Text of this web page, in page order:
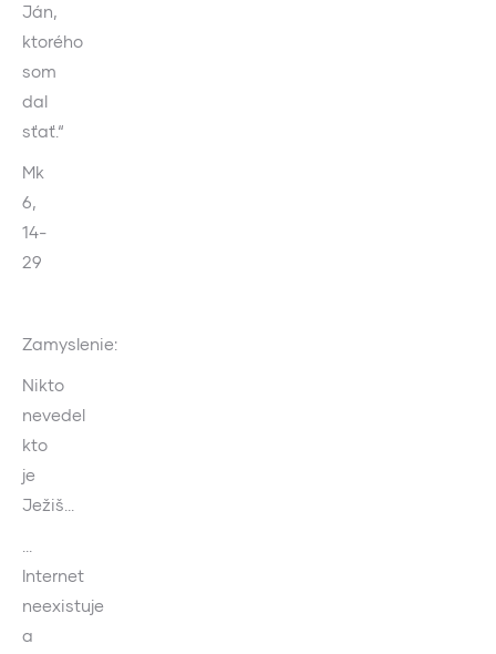
Ján,
ktorého
som
dal
sťať.“
Mk
6,
14-
29
Zamyslenie:
Nikto
nevedel
kto
je
Ježiš…
Internet
neexistuje
a